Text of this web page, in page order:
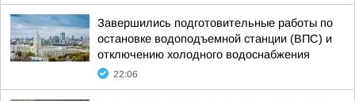
Завершились подготовительные работы по
остановке водоподъемной станции (ВПС) и
отключению холодного водоснабжения
22:06